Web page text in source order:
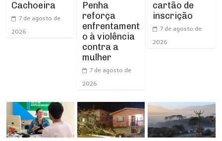
Cachoeira
7 de agosto de
2026
Penha
reforça
enfrentament
o à violência
contra a
mulher
7 de agosto de
2026
cartão de
inscrição
7 de agosto de
2026